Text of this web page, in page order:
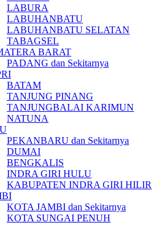
LABURA
LABUHANBATU
LABUHANBATU SELATAN
TABAGSEL
BARAT
PADANG dan Sekitarnya
BATAM
TANJUNG PINANG
TANJUNGBALAI KARIMUN
NATUNA
PEKANBARU dan Sekitarnya
DUMAI
BENGKALIS
INDRA GIRI HULU
KABUPATEN INDRA GIRI HILIR
KOTA JAMBI dan Sekitarnya
KOTA SUNGAI PENUH